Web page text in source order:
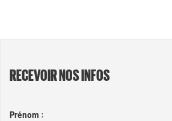
RECEVOIR NOS INFOS
Prénom :